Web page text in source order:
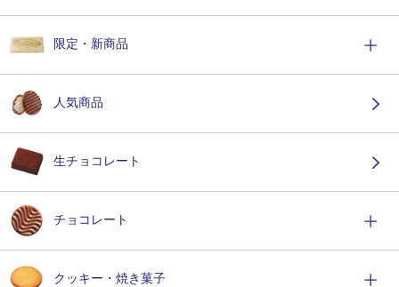
限定・新商品
人気商品
生チョコレート
チョコレート
クッキー・焼き菓子